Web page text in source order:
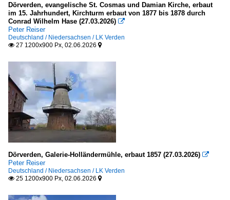
Dörverden, evangelische St. Cosmas und Damian Kirche, erbaut
im 15. Jahrhundert, Kirchturm erbaut von 1877 bis 1878 durch
Conrad Wilhelm Hase (27.03.2026) 
Peter Reiser
Deutschland / Niedersachsen / LK Verden
 27 1200x900 Px, 02.06.2026 
Dörverden, Galerie-Holländermühle, erbaut 1857 (27.03.2026) 
Peter Reiser
Deutschland / Niedersachsen / LK Verden
 25 1200x900 Px, 02.06.2026 